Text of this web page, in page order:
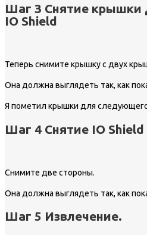
Шаг 3 Снятие крышки
IO Shield
Теперь снимите крышку с двух
Она должна выглядеть так, как
Я пометил крышки для
Шаг 4 Снятие IO Shield
Снимите две стороны.
Она должна выглядеть так, как
Шаг 5 Извлечение.